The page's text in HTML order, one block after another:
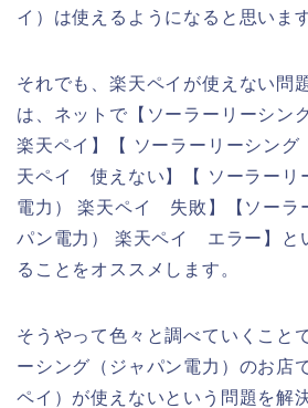
イ）は使えるようになると思います
それでも、楽天ペイが使えない問
は、ネットで【ソーラーリーシン
楽天ペイ】【 ソーラーリーシング
天ペイ 使えない】【 ソーラーリ
電力） 楽天ペイ 失敗】【ソーラ
パン電力） 楽天ペイ エラー】と
ることをオススメします。
そうやって色々と調べていくこと
ーシング（ジャパン電力）のお店
ペイ）が使えないという問題を解